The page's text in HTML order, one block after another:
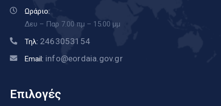
Ωράριο:
Δευ – Παρ 7.00 πμ – 15.00 μμ
Τηλ: 2463053154
Email: info@eordaia.gov.gr
Επιλογές